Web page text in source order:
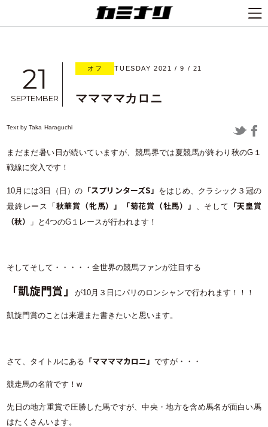
21
SEPTEMBER
オフ TUESDAY 2021 / 9 / 21
ママママカロニ
Text byTaka Haraguchi
まだまだ暑い日が続いていますが、競馬界では夏競馬が終わり秋のG１
戦線に突入です！
10月には3日（日）の 「スプリンターズS」 をはじめ、クラシック３冠の
最終レース「 秋華賞（牝馬）」「菊花賞（牡馬）」 、そして
「天皇賞
（秋）
」と4つのG１レースが行われます！
そしてそして・・・・・全世界の競馬ファンが注目する
「凱旋門賞」が10月３日にパリのロンシャンで行われます！！！
凱旋門賞のことは来週また書きたいと思います。
さて、タイトルにある 「ママママカロニ」ですが・・・
競走馬の名前です！w
先日の地方重賞で圧勝した馬ですが、中央・地方を含め馬名が面白い馬
はたくさんいます。